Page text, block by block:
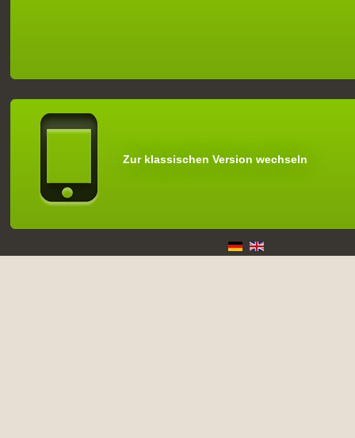
Zur klassischen Version wechseln